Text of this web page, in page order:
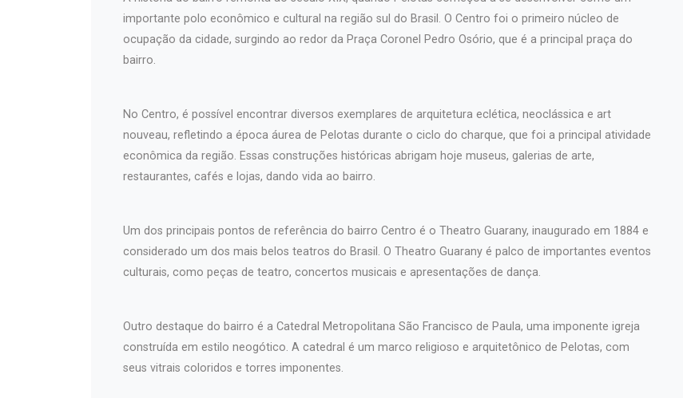
importante polo econômico e cultural na região sul do Brasil. O Centro foi o primeiro núcleo de
ocupação da cidade, surgindo ao redor da Praça Coronel Pedro Osório, que é a principal praça do
bairro.
No Centro, é possível encontrar diversos exemplares de arquitetura eclética, neoclássica e art
nouveau, refletindo a época áurea de Pelotas durante o ciclo do charque, que foi a principal atividade
econômica da região. Essas construções históricas abrigam hoje museus, galerias de arte,
restaurantes, cafés e lojas, dando vida ao bairro.
Um dos principais pontos de referência do bairro Centro é o Theatro Guarany, inaugurado em 1884 e
considerado um dos mais belos teatros do Brasil. O Theatro Guarany é palco de importantes eventos
culturais, como peças de teatro, concertos musicais e apresentações de dança.
Outro destaque do bairro é a Catedral Metropolitana São Francisco de Paula, uma imponente igreja
construída em estilo neogótico. A catedral é um marco religioso e arquitetônico de Pelotas, com
seus vitrais coloridos e torres imponentes.